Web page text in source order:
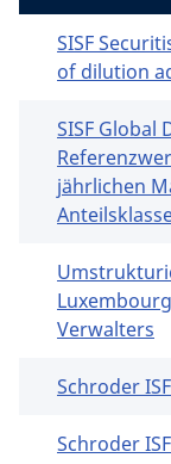
SISF
of dilution
SISF Global
jährlichen
Verwalters
Schroder
Schroder